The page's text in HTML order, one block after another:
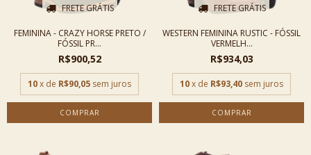
FRETE GRÁTIS
FEMININA - CRAZY HORSE PRETO /
FÓSSIL PR...
R$900,52
10x de R$90,05 sem juros
COMPRAR
FRETE GRÁTIS
WESTERN FEMININA RUSTIC - FÓSSIL
VERMELH...
R$934,03
10x de R$93,40 sem juros
COMPRAR